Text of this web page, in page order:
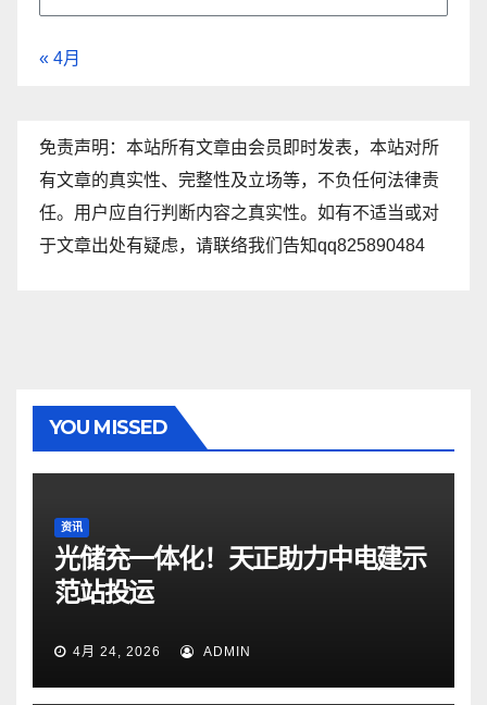
« 4月
免责声明：本站所有文章由会员即时发表，本站对所
有文章的真实性、完整性及立场等，不负任何法律责
任。用户应自行判断内容之真实性。如有不适当或对
于文章出处有疑虑，请联络我们告知qq825890484
YOU MISSED
资讯
光储充一体化！天正助力中电建示
范站投运
4月 24, 2026 ADMIN